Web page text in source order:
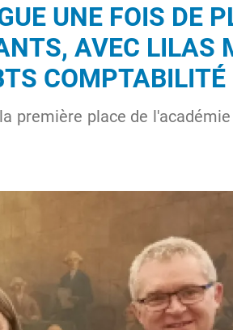
UNE FOIS DE
AVEC LILAS
COMPTABILITÉ
première place de